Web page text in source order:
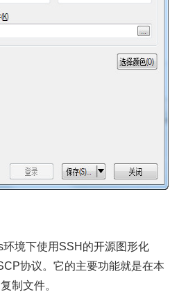
境下使用SSH的开源图形化
协议。它的主要功能就是在本
制文件。